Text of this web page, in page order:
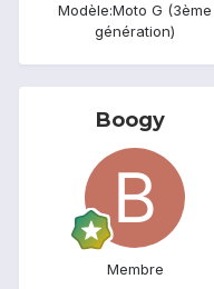
Modèle:Moto G (3ème
génération)
Boogy
Membre